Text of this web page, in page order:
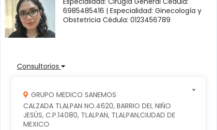
6985485416 | Especialidad: Ginecología y
Obstetricia Cédula: 0123456789
Consultorios
GRUPO MEDICO SANEMOS
CALZADA TLALPAN NO.4620, BARRIO DEL NIÑO
JESÚS, C.P.14080, TLALPAN, TLALPAN,CIUDAD DE
MEXICO